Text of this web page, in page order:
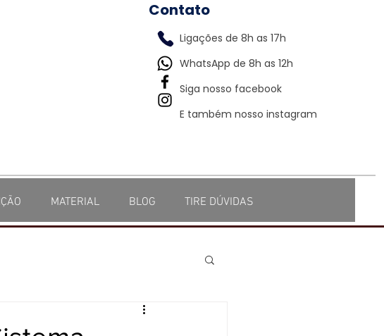
Contato
Ligações de 8h as 17h
WhatsApp de 8h as 12h
Siga nosso facebook
E também nosso instagram
MATERIAL BLOG TIRE DÚVIDAS